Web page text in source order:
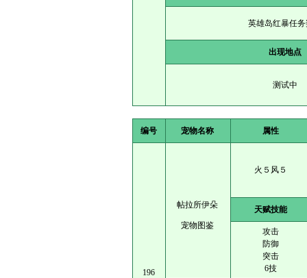
英雄岛红暴任
出现地点
测试中
编号 宠物名称 属性
196
帖拉所伊朵
宠物图鉴
火５风５
天赋技能
攻击
防御
突击
6技